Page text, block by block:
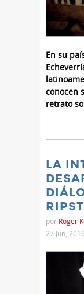
En su
conocen
retrato
LA
por Roger
27 Jun,